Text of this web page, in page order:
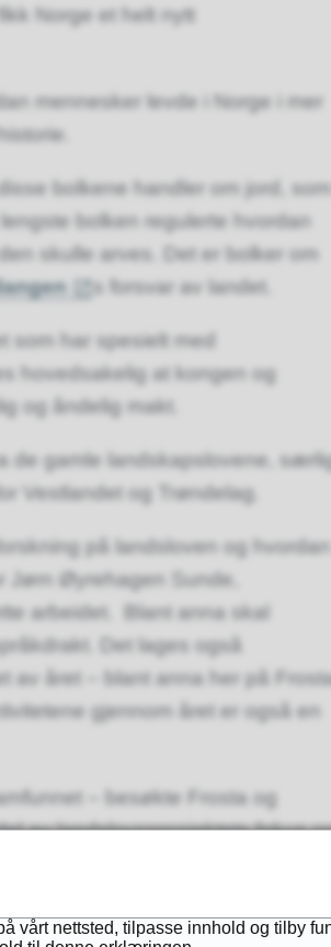
Norge et helt nytt
mennesker levde i Norge i mer
bolkene handler om jord, som
lengste bolken regulerte hvordan
skulle arves. Det er bolker om
s forsvar av landet.
som har spesielt med
hovedsakelig at kongen og
og åndelig makt.
de gamle landskapslovene,
Vestlandet og Trøndelag.
på landsloven og hvordan
Jørn Øyrehagen Sunde,
arbeidet. Blant anna skal
Det lages også
av året – blant anna her på
gjennom året er også en
– besøkte Frosta og
av landslovsprosjektets fokus
Landslovens reise, og
på Hamar i 2024.
nettsted, tilpasse innhold og tilby